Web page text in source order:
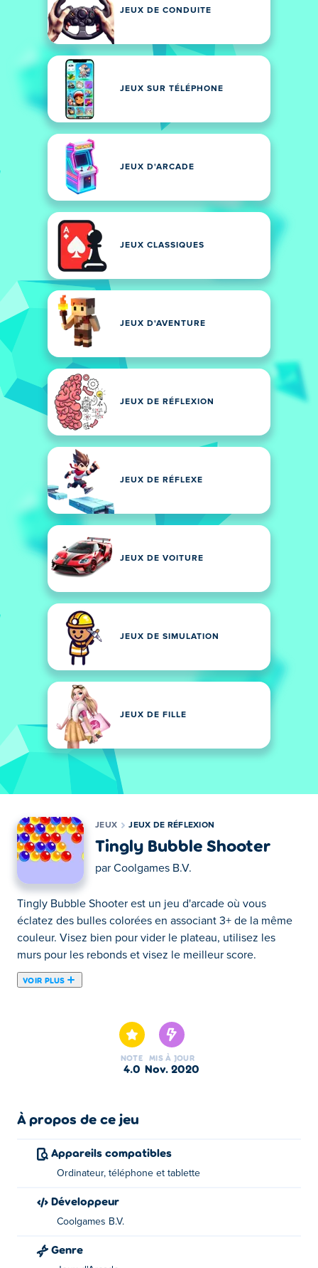
JEUX DE CONDUITE
JEUX SUR TÉLÉPHONE
JEUX D'ARCADE
JEUX CLASSIQUES
JEUX D'AVENTURE
JEUX DE RÉFLEXION
JEUX DE RÉFLEXE
JEUX DE VOITURE
JEUX DE SIMULATION
JEUX DE FILLE
JEUX JEUX DE RÉFLEXION
Tingly Bubble Shooter
par Coolgames B.V.
Tingly Bubble Shooter est un jeu d'arcade où vous
éclatez des bulles colorées en associant 3+ de la même
couleur. Visez bien pour vider le plateau, utilisez les
murs pour les rebonds et visez le meilleur score.
VOIR PLUS
identiques. Dans Tingly Bubble Shooter, change de
munitions pour tirer une couleur différente. Si tu es trop
lent ou fais trop d'erreurs, le ciel s'effrondrera sur toi !
NOTE
4.0
MIS À JOUR
nov. 2020
À propos de ce jeu
Appareils compatibles
Ordinateur, téléphone et tablette
Développeur
Coolgames B.V.
Genre